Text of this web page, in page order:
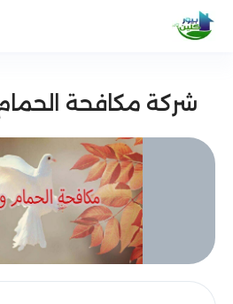
شركة مكافحة